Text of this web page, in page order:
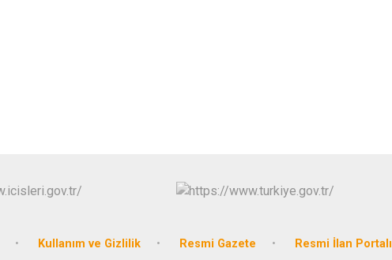
Kullanım ve Gizlilik Resmi Gazete Resmi İlan Portalı